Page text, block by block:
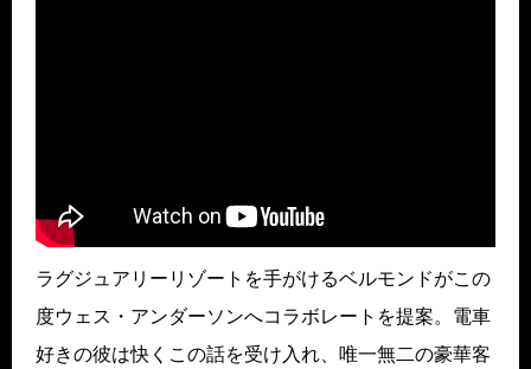
ラグジュアリーリゾートを手がけるベルモンドがこの
度ウェス・アンダーソンへコラボレートを提案。電車
好きの彼は快くこの話を受け入れ、唯一無二の豪華客